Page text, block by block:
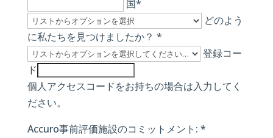
国*
どのよう
に私たちを見つけましたか？ *
登録コー
ド
個人アクセスコードをお持ちの場合は入力してく
ださい。
Accuro事前評価施設のコミットメント: *